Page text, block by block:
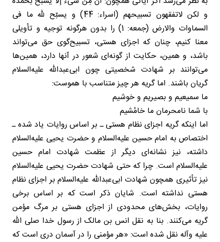
و لکن لاتفقهون تسبیحهم (اسراء: 44) و یسبّح لله ما فی
السماوات والارض (جمعه: 1) را بدون هرگونه توجیه و تأویلی
معنا کنیم، چنان که اجزای هستی، تسبیح‌گوی حق می‌تواند
باشد، و همین، حکایت از گونه‌ای شعور در آنها دارد، همین‌ها
می‌توانند بر شهادت شخصیتی چون ابی‌عبدالله علیه‌السلام
گریان باشند. اما گریه هر چیز متناسب با هموست:
ما سمیعیم و بصیریم و خوشیم
با شما نامحرمان ما خامُشیم
اما اینکه گریه اجزای نظام هستی ـ بر اساس روایات یاد شده ـ
اختصاص به امام حسین علیه‌السلام و حضرت یحیی علیه‌السلام
داشته، نیز نشانه‌ای دیگر از عظمت شهادت امام حسین
علیه‌السلام است. چرا که حتی شهادت حضرت یحیی علیه‌السلام
نیز تأثیری همچون شهادت ابی‌عبدالله علیه‌السلام بر اجزای نظام
هستی نداشته است. شایان ذکر است که بر اساس برخی
روایات، بخش‌های محدودی از اجزای هستی بر مرگ مؤمن
گریه می‌کنند. بنا به نقل انس بن مالک از رسول خدا صلی الله
علیه وآله نقل شده است: «هر مؤمنی را در آسمان دری است که